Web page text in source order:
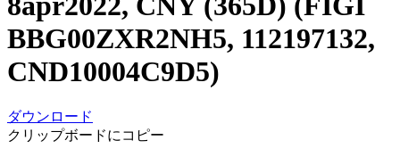
BBG00ZXR2NH5, 112197132,
CND10004C9D5)
ダウンロード
クリップボードにコピー